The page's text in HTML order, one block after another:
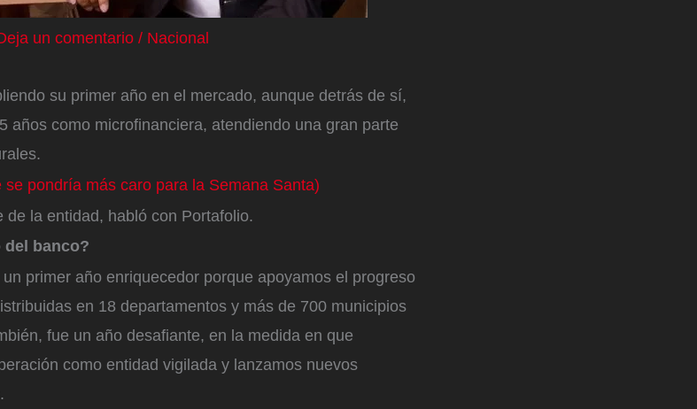
un comentario / Nacional
su primer año en el mercado, aunque detrás de sí,
años como microfinanciera, atendiendo una gran parte
pondría más caro para la Semana Santa)
la entidad, habló con Portafolio.
del banco?
primer año enriquecedor porque apoyamos el progreso
en 18 departamentos y más de 700 municipios
fue un año desafiante, en la medida en que
como entidad vigilada y lanzamos nuevos